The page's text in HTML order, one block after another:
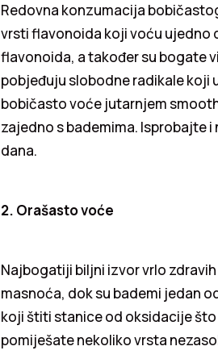
Redovna konzumacija
vrsti flavonoida koji voću ujedno
flavonoida, a također su bogate
pobjeđuju slobodne radikale koji
bobičasto voće jutarnjem
zajedno s bademima. Isprobajte
dana.
2. Orašasto voće
Najbogatiji biljni izvor vrlo
masnoća, dok su bademi jedan
koji štiti stanice od oksidacije
pomiješate nekoliko vrsta